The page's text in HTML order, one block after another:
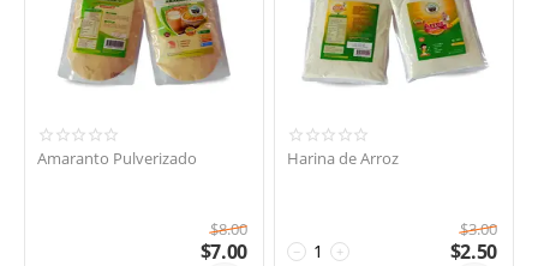
Amaranto Pulverizado
$8.00
$7.00
Harina de Arroz
+
−
$3.00
$2.50